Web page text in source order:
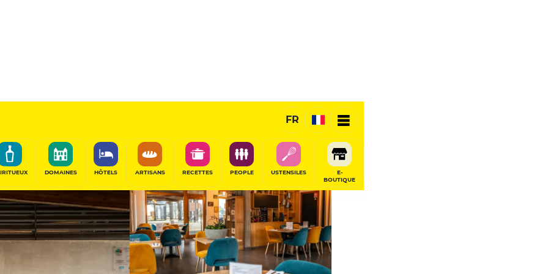
FR
DOMAINES HÔTELS ARTISANS RECETTES PEOPLE USTENSILES
E-
BOUTIQUE